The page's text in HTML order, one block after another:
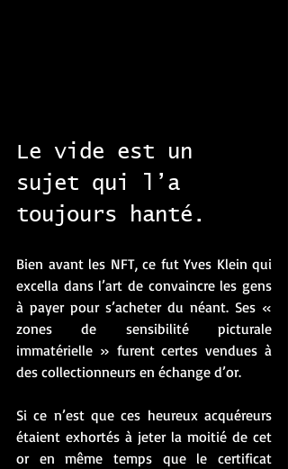
Le vide est un
sujet qui l’a
toujours hanté.
Bien avant les NFT, ce fut Yves Klein qui
excella dans l’art de convaincre les gens
à payer pour s’acheter du néant. Ses «
zones de sensibilité picturale
immatérielle » furent certes vendues à
des collectionneurs en échange d’or.
Si ce n’est que ces heureux acquéreurs
étaient exhortés à jeter la moitié de cet
or en même temps que le certificat